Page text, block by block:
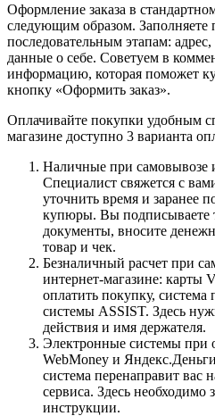
Оформление заказа в
следующим образом.
последовательным этапам:
данные о себе. Советуем в
информацию, которая поможет
кнопку «Оформить заказ».
Оплачивайте покупки удобным
магазине доступно 3 варианта
Наличные при самовывозе
Специалист свяжется с
уточнить время и заранее
купюры. Вы подписываете
документы, вносите
товар и чек.
Безналичный расчет при
интернет-магазине: карты
оплатить покупку, система
системы ASSIST. Здесь
действия и имя держателя.
Электронные системы при
WebMoney и
система перенаправит вас
сервиса. Здесь необходимо
инструкции.